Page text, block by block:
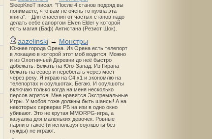
SleepKnoT писал: "После 4 станов подряд вы
понимаете, что вам не очень то нужна эта
книга". - Для спасения от частых станов надо
делать себе сапортом Elven Elder у которой
есть магия (Баф) Антистана (Резист Шок).
aazelinski → Монстры
Южнее города Орена. Из Орена есть телепорт
в локацию в которой этот моб водится. Можно
и из Охотничьей Деревни до неё быстро
добежать. Бежать на Юго-Запад. Из Гирана
бежать на север и перебегать через мост
через реку. Я играю на С4 х1 и экономлю на
телепортах и соулшотах. Бегаю. И соулшоты
включаю только когда на меня несколько
персов агрятся. Мне нравятся Экстремальные
Игры. У мобов тоже должны быть шансы! А на
некоторых серверах РБ на изи в одно окно
убивают. Это не крутая MMORPG-игра, а
казуалка для маленьких девочек. Ровные
парни в такое (и используя соулшоты без
нужды) не играют.